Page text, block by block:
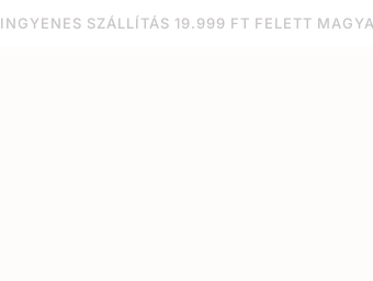
INGYENES SZÁLLÍTÁS 19.999 FT FELETT